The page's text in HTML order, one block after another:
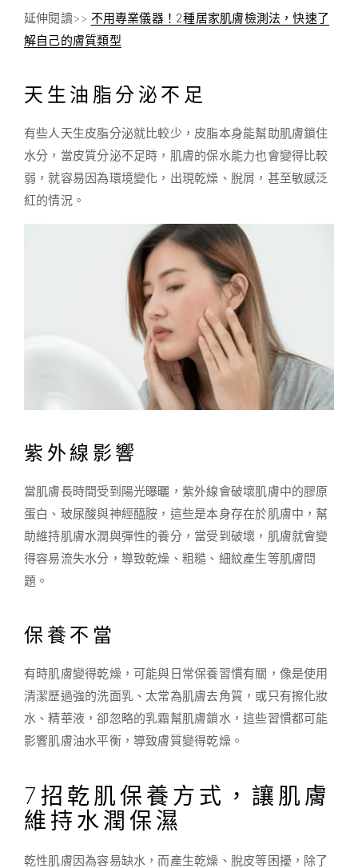
延伸閱讀>> 不用專業儀器！2種居家肌膚檢測法，快速了
解自己的膚質類型
天生油脂分泌不足
有些人天生皮脂分泌就比較少，皮脂本身能幫助肌膚鎖住
水分，當皮質分泌不足時，肌膚的保水能力也會變得比較
弱，就容易因為環境變化，出現乾燥、脫屑，甚至敏感泛
紅的情況。
紫外線影響
當肌膚長時間受到陽光曝曬，紫外線會破壞肌膚中的膠原
蛋白、玻尿酸與神經醯胺，這些是本身存在於肌膚中，幫
助維持肌膚水潤與彈性的養分，當受到破壞，肌膚就會變
得容易流失水分，導致乾燥、粗糙、細紋產生等肌膚問
題。
保養不當
有時肌膚變得乾燥，可能與日常保養習慣有關，像是使用
清潔歷過強的洗面乳、太常為肌膚去角質，或只有擦化妝
水、精華液，卻忽略的乳霜幫肌膚鎖水，這些習慣都可能
影響肌膚油水平衡，導致膚質變得乾燥。
7招乾肌保養方式，讓肌膚
維持水潤保濕
乾性肌膚因為容易缺水，而產生乾燥、脫皮等困擾，除了